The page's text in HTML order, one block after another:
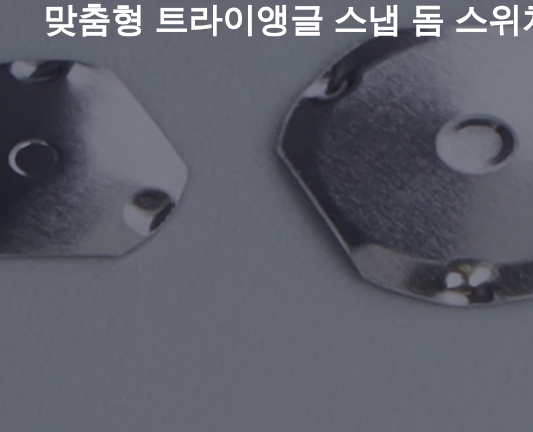
맞춤형 트라이앵글 스냅 돔 스위